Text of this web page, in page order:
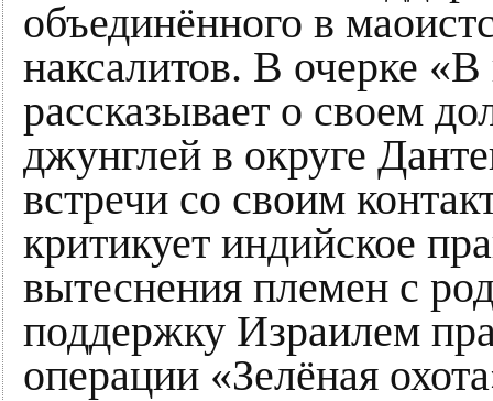
объединённого в
наксалитов. В очерке
рассказывает о своем
джунглей в округе
встречи со своим
критикует индийское
вытеснения племен с
поддержку Израилем
операции «Зелёная